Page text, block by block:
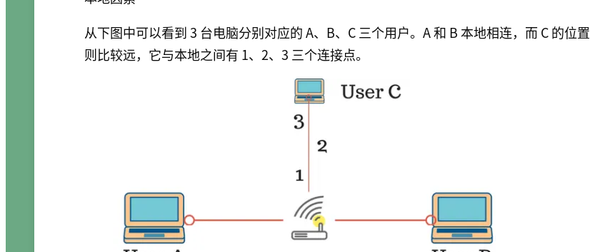
从下图中可以看到 3 台电脑分别对应的 A、B、C 三个用户。A 和 B 本地相连，而 C 的位置
则比较远，它与本地之间有 1、2、3 三个连接点。